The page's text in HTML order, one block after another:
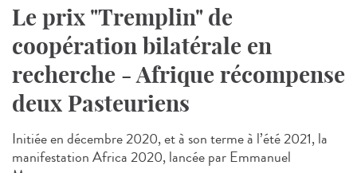
Le prix "Tremplin" de
coopération bilatérale en
recherche - Afrique récompense
deux Pasteuriens
Initiée en décembre 2020, et à son terme à l’été 2021, la
manifestation Africa 2020, lancée par Emmanuel